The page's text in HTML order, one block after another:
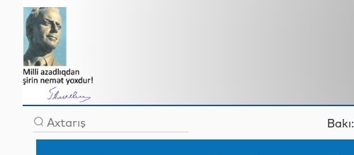
Bakı: